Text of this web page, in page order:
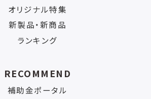
オリジナル特集
新製品・新商品
ランキング
RECOMMEND
補助金ポータル